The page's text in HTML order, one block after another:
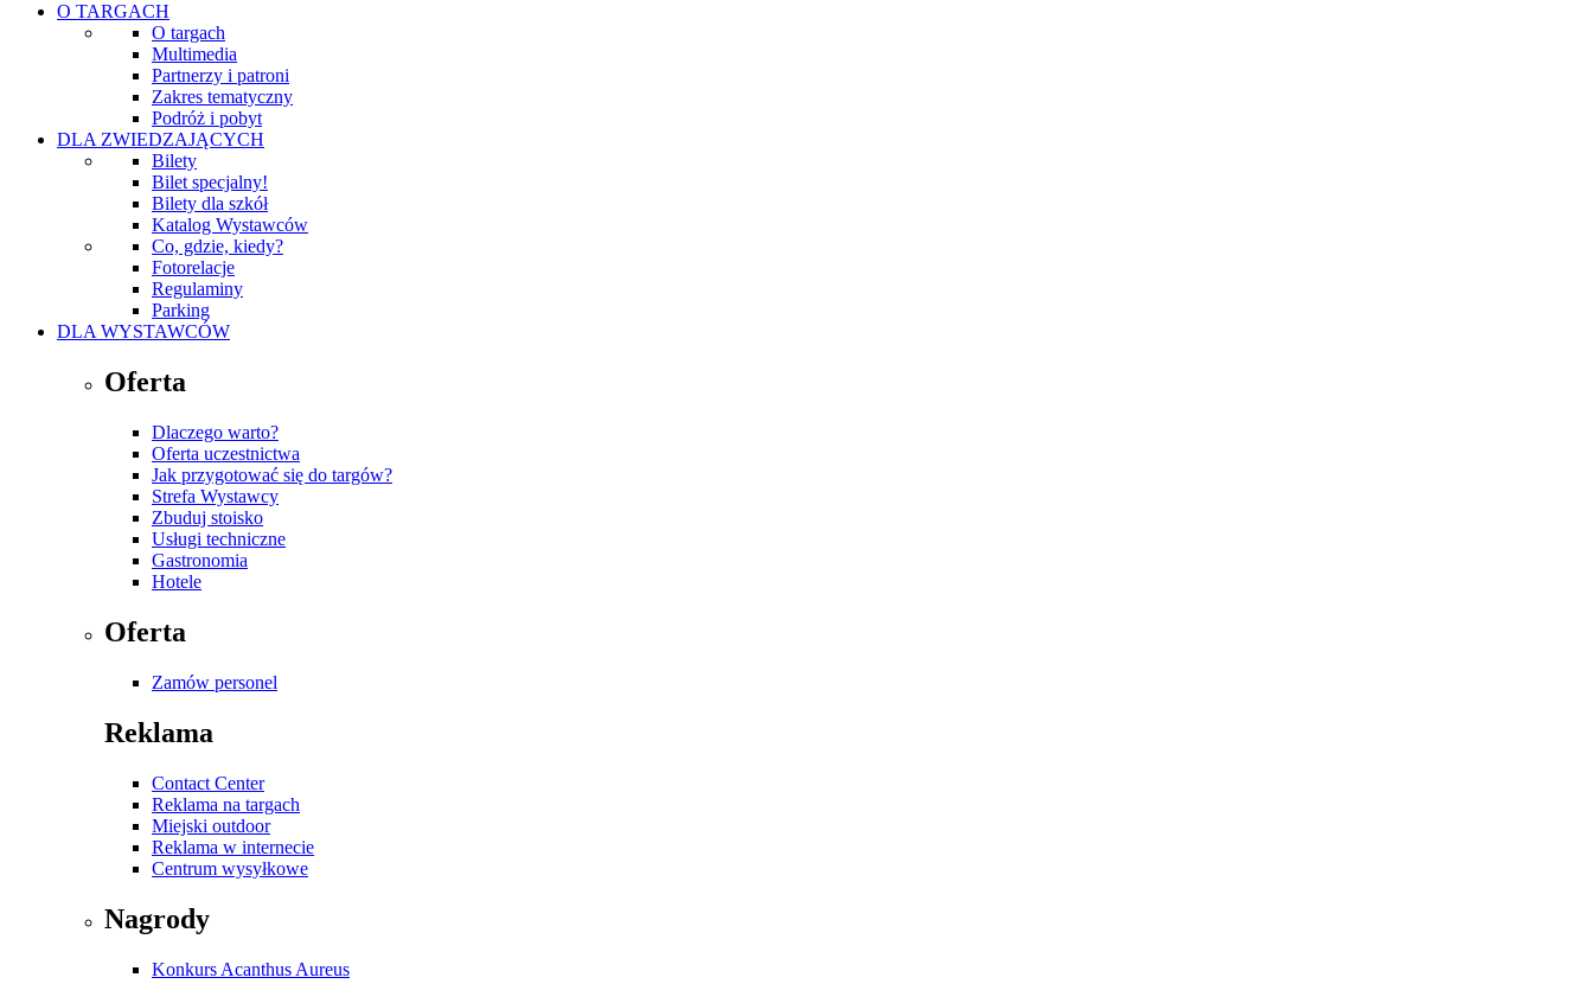
O TARGACH
O targach
Multimedia
Partnerzy i patroni
Zakres tematyczny
Podróż i pobyt
DLA ZWIEDZAJĄCYCH
Bilety
Bilet specjalny!
Bilety dla szkół
Katalog Wystawców
Co, gdzie, kiedy?
Fotorelacje
Regulaminy
Parking
DLA WYSTAWCÓW
Oferta
Dlaczego warto?
Oferta uczestnictwa
Jak przygotować się do targów?
Strefa Wystawcy
Zbuduj stoisko
Usługi techniczne
Gastronomia
Hotele
Oferta
Zamów personel
Reklama
Contact Center
Reklama na targach
Miejski outdoor
Reklama w internecie
Centrum wysyłkowe
Nagrody
Konkurs Acanthus Aureus